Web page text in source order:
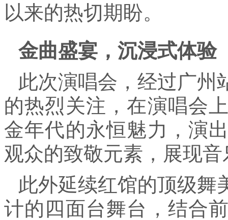
以来的热切期盼。
金曲盛宴 ，沉浸式体验
此次演唱会，经过广州
的热烈关注，在演唱会
金年代的永恒魅力，演
观众的致敬元素，展现
此外延续红馆的顶级舞
计的四面台舞台，结合